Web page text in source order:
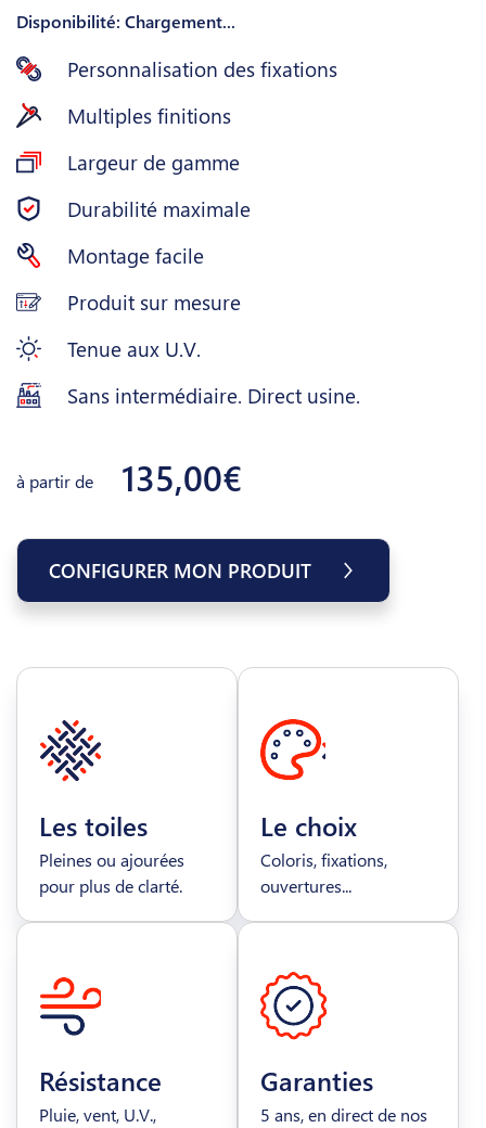
Disponibilité: Chargement...
Personnalisation des fixations
Multiples finitions
Largeur de gamme
Durabilité maximale
Montage facile
Produit sur mesure
Tenue aux U.V.
Sans intermédiaire. Direct usine.
à partir de 135,00€
CONFIGURER MON PRODUIT
Les toiles
Pleines ou ajourées
pour plus de clarté.
Le choix
Coloris, fixations,
ouvertures...
Résistance
Pluie, vent, U.V.,
Garanties
5 ans, en direct de nos